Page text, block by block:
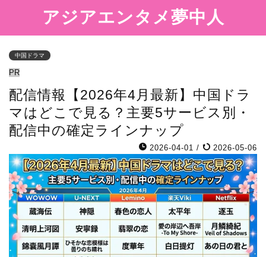
アジアエンタメ夢中人
中国ドラマ
PR
配信情報【2026年4月最新】中国ドラ
マはどこで見る？主要5サービス別・
配信中の確定ラインナップ
2026-04-01 / 2026-05-06